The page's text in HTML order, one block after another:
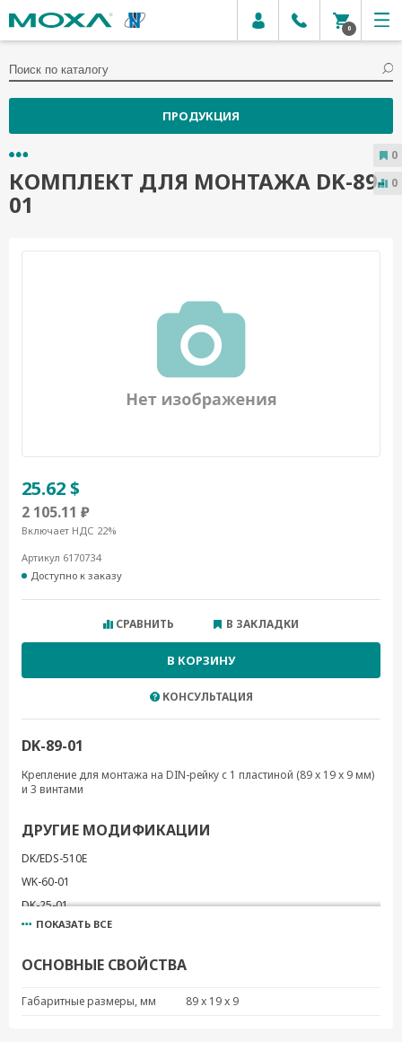
0
ПРОДУКЦИЯ
КОМПЛЕКТ ДЛЯ МОНТАЖА DK-89-
01
25.62 $
2 105.11 ₽
Включает НДС 22%
Артикул 6170734
Доступно к заказу
СРАВНИТЬ В ЗАКЛАДКИ
В КОРЗИНУ
КОНСУЛЬТАЦИЯ
DK-89-01
Крепление для монтажа на DIN-рейку с 1 пластиной (89 x 19 x 9 мм)
и 3 винтами
ДРУГИЕ МОДИФИКАЦИИ
DK/EDS-510E
WK-60-01
DK-25-01
DK-UP1200
WK-35-04
WK-44-01
ПОКАЗАТЬ ВСЕ
ОСНОВНЫЕ СВОЙСТВА
Габаритные размеры, мм 89 x 19 x 9
0
0